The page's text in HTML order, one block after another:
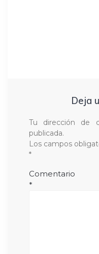
Deja
Tu dirección de
publicada.
Los campos
*
Comentario
*